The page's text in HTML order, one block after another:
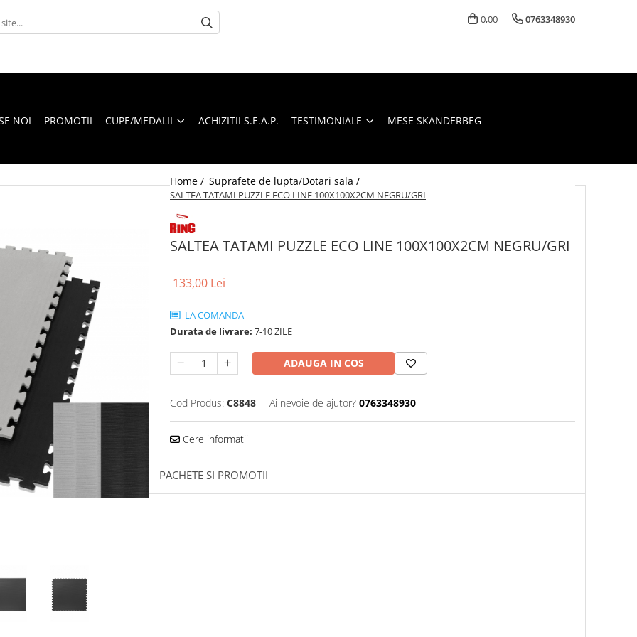
0,00 0763348930
NOI PROMOTII CUPE/MEDALII ACHIZITII S.E.A.P. TESTIMONIALE MESE SKANDERBEG
Home / Suprafete de lupta/Dotari sala /
SALTEA TATAMI PUZZLE ECO LINE 100X100X2CM NEGRU/GRI
SALTEA TATAMI PUZZLE ECO LINE 100X100X2CM NEGRU/GRI
133,00 Lei
LA COMANDA
Durata de livrare: 7-10 ZILE
ADAUGA IN COS
Cod Produs: C8848 Ai nevoie de ajutor? 0763348930
Cere informatii
PACHETE SI PROMOTII